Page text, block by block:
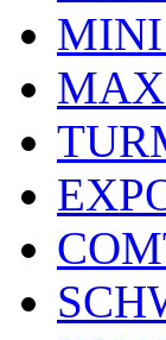
MINI